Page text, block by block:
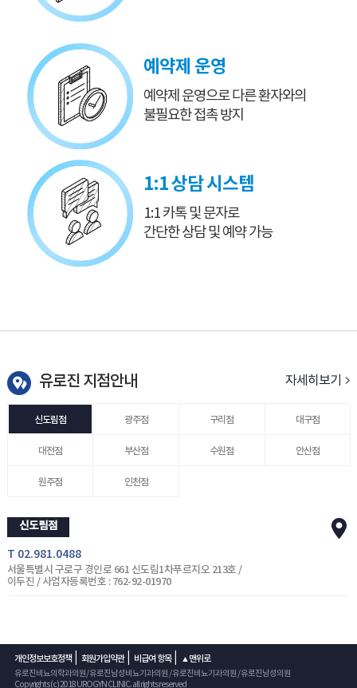
예약제 운영
예약제 운영으로다른 환자와의
불필요한 접촉 방지
1:1 상담 시스템
1:1 카톡 및 문자로
간단한 상담 및 예약 가능
유로진 지점안내 자세히보기
신도림점 광주점 구리점 대구점
대전점 부산점 수원점 안산점
원주점 인천점
신도림점
T 02.981.0488
서울특별시 구로구 경인로 661 신도림1차푸르지오 213호 /
이두진 / 사업자등록번호 : 762-92-01970
개인정보보호정책| 회원가입약관| 비급여 항목| ▲맨위로
유로진비뇨의학과의원/ 유로진남성비뇨기과의원 / 유로진비뇨기과의원 / 유로진남성의원
Copyrights (c) 2018 UROGYN CLINIC. all rights reserved